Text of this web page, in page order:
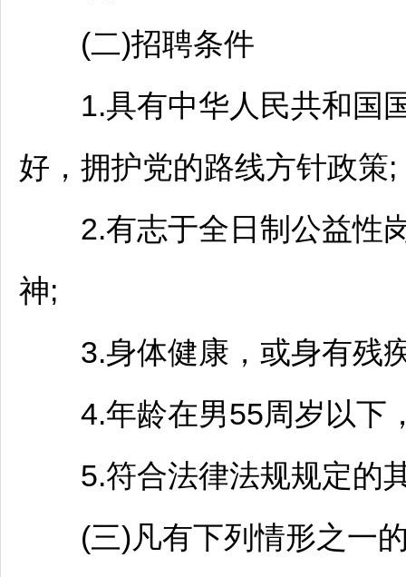
(二)招聘条件
1.具有中华人民共和国国
好，拥护党的路线方针政策;
2.有志于全日制公益性岗
神;
3.身体健康，或身有残
4.年龄在男55周岁以下
5.符合法律法规规定的
(三)凡有下列情形之一